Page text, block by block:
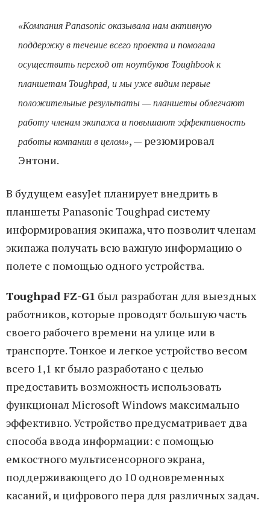
«Компания Panasonic оказывала нам активную
поддержку в течение всего проекта и помогала
осуществить переход от ноутбуков Toughbook к
планшетам Toughpad, и мы уже видим первые
положительные результаты — планшеты облегчают
работу членам экипажа и повышают эффективность
работы компании в целом», — резюмировал
Энтони.
В будущем easyJet планирует внедрить в
планшеты Panasonic Toughpad систему
информирования экипажа, что позволит членам
экипажа получать всю важную информацию о
полете с помощью одного устройства.
Toughpad FZ-G1 был разработан для выездных
работников, которые проводят большую часть
своего рабочего времени на улице или в
транспорте. Тонкое и легкое устройство весом
всего 1,1 кг было разработано с целью
предоставить возможность использовать
функционал Microsoft Windows максимально
эффективно. Устройство предусматривает два
способа ввода информации: с помощью
емкостного мультисенсорного экрана,
поддерживающего до 10 одновременных
касаний, и цифрового пера для различных задач.